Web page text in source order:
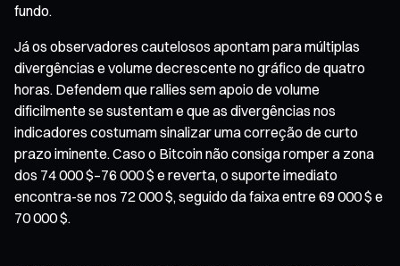
fundo.
Já os observadores cautelosos apontam para múltiplas
divergências e volume decrescente no gráfico de quatro
horas. Defendem que rallies sem apoio de volume
dificilmente se sustentam e que as divergências nos
indicadores costumam sinalizar uma correção de curto
prazo iminente. Caso o Bitcoin não consiga romper a zona
dos 74 000 $–76 000 $ e reverta, o suporte imediato
encontra-se nos 72 000 $, seguido da faixa entre 69 000 $ e
70 000 $.